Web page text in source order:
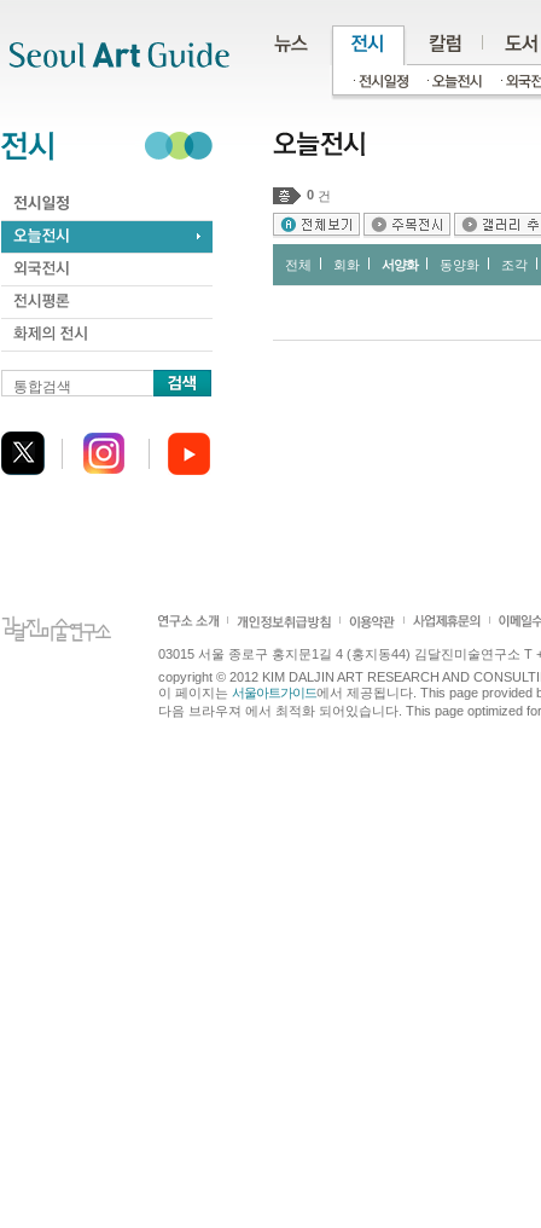
통합검색
0 건
전체 회화 서양화 동양화 조각
03015 서울 종로구 홍지문1길 4 (홍지동44) 김달진미술연구소 T
copyright © 2012 KIM DALJIN ART RESEARCH AND
이 페이지는 서울아트가이드에서 제공됩니다. This page provided
다음 브라우져 에서 최적화 되어있습니다. This page optimized